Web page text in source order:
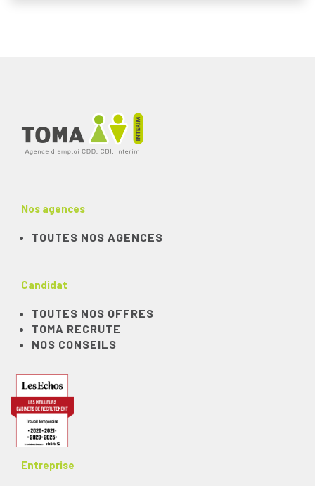
Nos agences
TOUTES NOS AGENCES
Candidat
TOUTES NOS OFFRES
TOMA RECRUTE
NOS CONSEILS
Entreprise